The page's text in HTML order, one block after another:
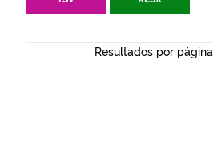
Resultados por página